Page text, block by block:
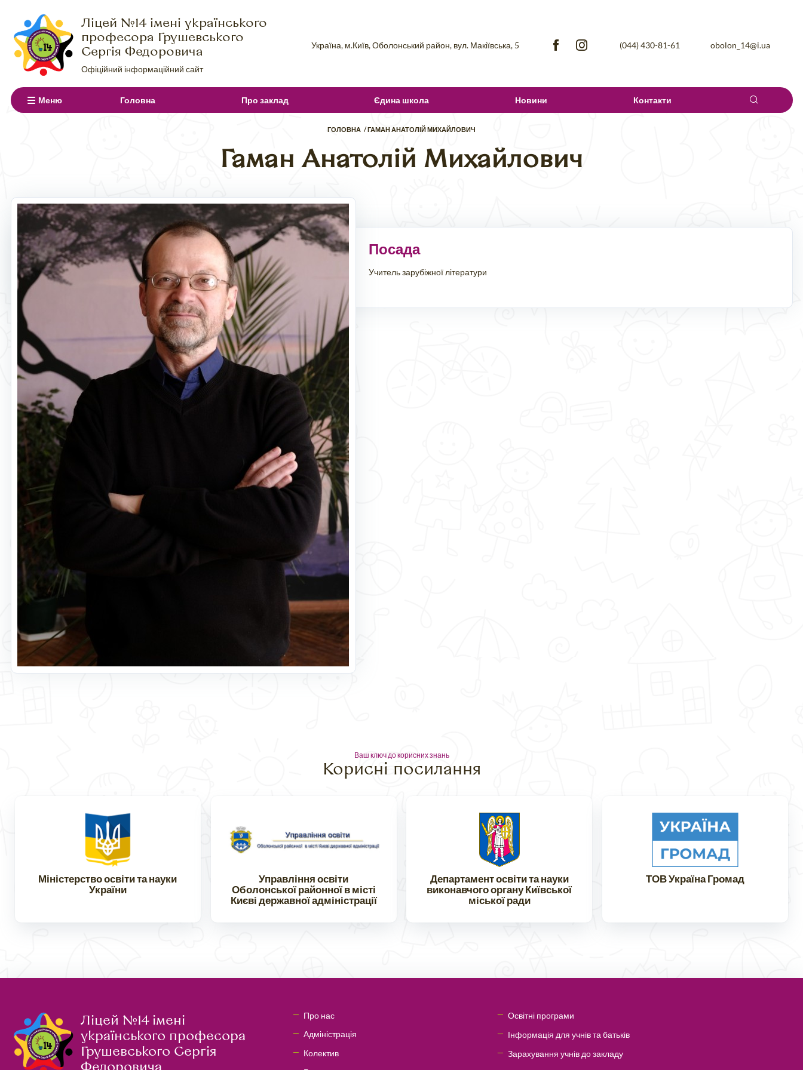
Ліцей №14 імені українського
професора Грушевського
Сергія Федоровича
Офіційний інформаційний сайт
Україна, м.Київ, Оболонський район, вул. Макіївська, 5 (044) 430-81-61 obolon_14@i.ua
Меню Головна Про заклад Єдина школа Новини Контакти
ГОЛОВНА ГАМАН АНАТОЛІЙ МИХАЙЛОВИЧ
Гаман Анатолій Михайлович
Посада
Учитель зарубіжної літератури
Ваш ключ до корисних знань
Корисні посилання
Міністерство освіти та науки
України
Управління освіти
Оболонської районної в місті
Києві державної адміністрації
Департамент освіти та науки
виконавчого органу Київської
міської ради
ТОВ Україна Громад
Ліцей №14 імені
українського професора
Грушевського Сергія
Про нас
Адміністрація
Колектив
Освітні програми
Інформація для учнів та батьків
Зарахування учнів до закладу